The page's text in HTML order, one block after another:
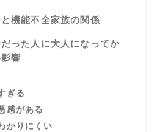
機能不全家族の関係
った人に大人になってか
響
ぎる
感がある
かりにくい